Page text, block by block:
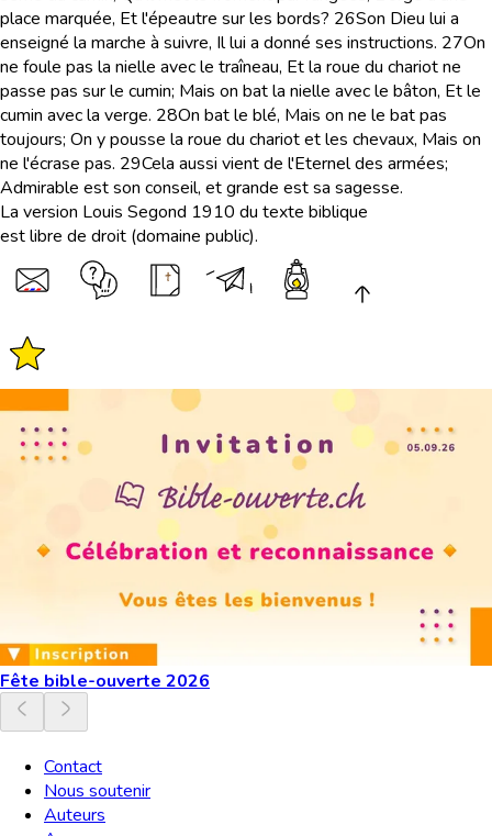
place marquée, Et l'épeautre sur les bords? 26Son Dieu lui a
enseigné la marche à suivre, Il lui a donné ses instructions. 27On
ne foule pas la nielle avec le traîneau, Et la roue du chariot ne
passe pas sur le cumin; Mais on bat la nielle avec le bâton, Et le
cumin avec la verge. 28On bat le blé, Mais on ne le bat pas
toujours; On y pousse la roue du chariot et les chevaux, Mais on
ne l'écrase pas. 29Cela aussi vient de l'Eternel des armées;
Admirable est son conseil, et grande est sa sagesse.
La version Louis Segond 1910 du texte biblique
est libre de droit (domaine public).
Fête bible-ouverte 2026
Contact
Nous soutenir
Auteurs